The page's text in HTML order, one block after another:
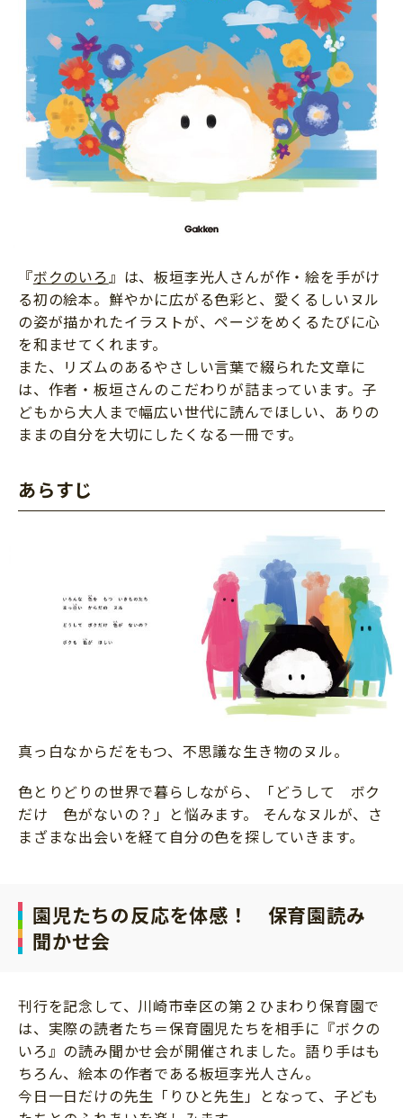
『ボクのいろ 』は、板垣李光人さんが作・絵を手がけ
る初の絵本。鮮やかに広がる色彩と、愛くるしいヌル
の姿が描かれたイラストが、ページをめくるたびに心
を和ませてくれます。
また、リズムのあるやさしい言葉で綴られた文章に
は、作者・板垣さんのこだわりが詰まっています。子
どもから大人まで幅広い世代に読んでほしい、ありの
ままの自分を大切にしたくなる一冊です。
あらすじ
真っ白なからだをもつ、不思議な生き物のヌル。
色とりどりの世界で暮らしながら、「どうして ボク
だけ 色がないの？」と悩みます。 そんなヌルが、さ
まざまな出会いを経て自分の色を探していきます。
園児たちの反応を体感！ 保育園読み
聞かせ会
刊行を記念して、川崎市幸区の第２ひまわり保育園で
は、実際の読者たち＝保育園児たちを相手に『ボクの
いろ』の読み聞かせ会が開催されました。語り手はも
ちろん、絵本の作者である板垣李光人さん。
今日一日だけの先生「りひと先生」となって、子ども